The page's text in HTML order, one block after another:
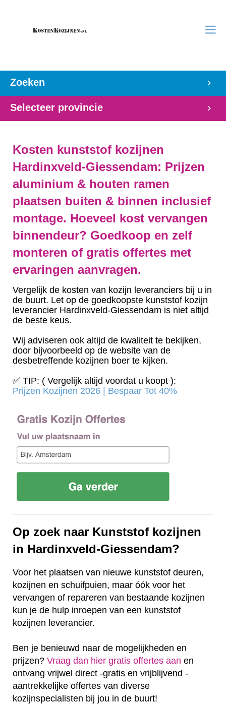
Zoeken
Selecteer provincie
Kosten kunststof kozijnen
Hardinxveld-Giessendam: Prijzen
aluminium & houten ramen
plaatsen buiten & binnen inclusief
montage. Hoeveel kost vervangen
binnendeur? Goedkoop en zelf
monteren of gratis offertes met
ervaringen aanvragen.
Vergelijk de kosten van kozijn leveranciers bij u in
de buurt. Let op de goedkoopste kunststof kozijn
leverancier Hardinxveld-Giessendam is niet altijd
de beste keus.
Wij adviseren ook altijd de kwaliteit te bekijken,
door bijvoorbeeld op de website van de
desbetreffende kozijnen boer te kijken.
✅ TIP: ( Vergelijk altijd voordat u koopt ):
Prijzen Kozijnen 2026 | Bespaar Tot 40%‎
Op zoek naar Kunststof kozijnen
in Hardinxveld-Giessendam?
Voor het plaatsen van nieuwe kunststof deuren,
kozijnen en schuifpuien, maar óók voor het
vervangen of repareren van bestaande kozijnen
kun je de hulp inroepen van een kunststof
kozijnen leverancier.
Ben je benieuwd naar de mogelijkheden en
prijzen? Vraag dan hier gratis offertes aan en
ontvang vrijwel direct -gratis en vrijblijvend -
aantrekkelijke offertes van diverse
kozijnspecialisten bij jou in de buurt!